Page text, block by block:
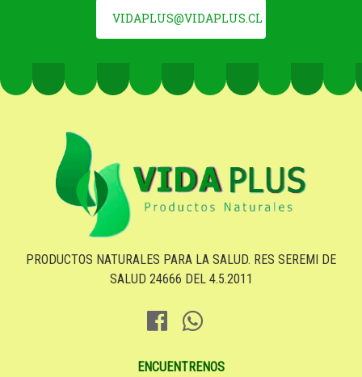
VIDAPLUS@VIDAPLUS.CL
PRODUCTOS NATURALES PARA LA SALUD. RES SEREMI DE
SALUD 24666 DEL 4.5.2011
ENCUENTRENOS